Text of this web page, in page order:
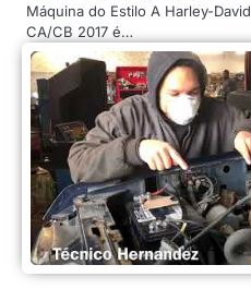
Máquina do Estilo A Harley-
CA/CB 2017 é…